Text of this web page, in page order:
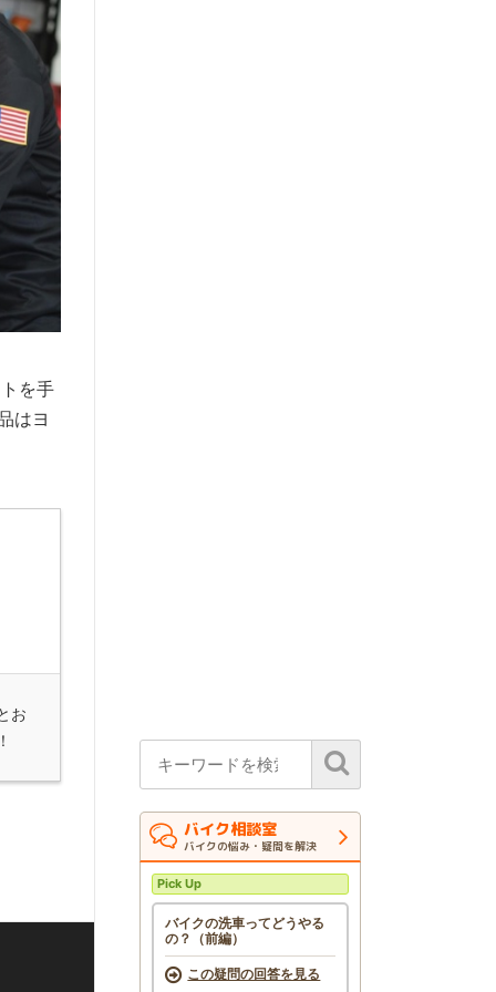
を手
はヨ
お
バイク相談室
バイクの悩み・疑問を解決
Pick Up
バイクの洗車ってどうやる
の？（前編）
この疑問の回答を見る